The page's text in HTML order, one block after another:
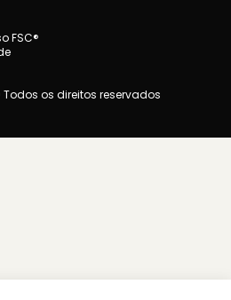
FSC®
os direitos reservados